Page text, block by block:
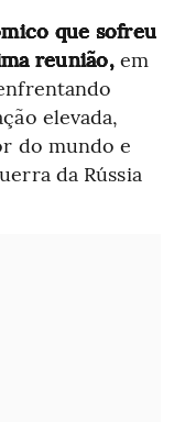
que sofreu
reunião,em
elevada,
do mundo e
da Rússia